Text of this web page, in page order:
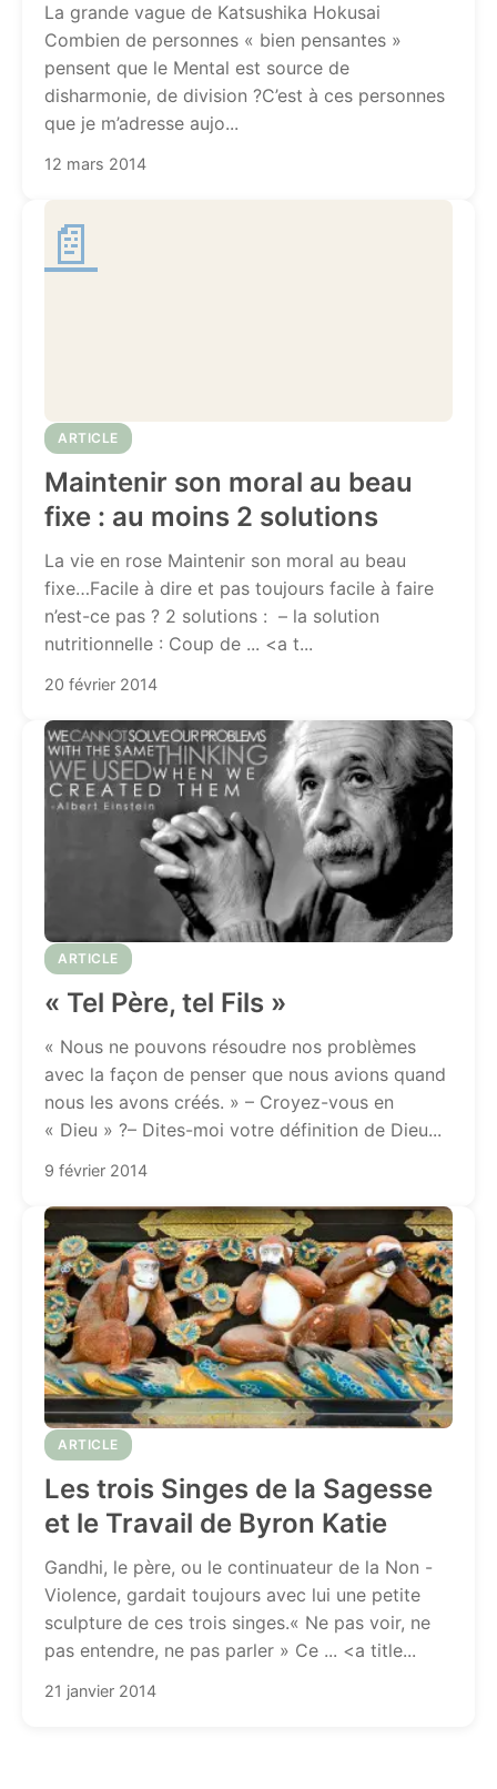
La grande vague de Katsushika Hokusai
Combien de personnes « bien pensantes »
pensent que le Mental est source de
disharmonie, de division ?C’est à ces personnes
que je m’adresse aujo...
12 mars 2014
📄
ARTICLE
Maintenir son moral au beau
fixe : au moins 2 solutions
La vie en rose Maintenir son moral au beau
fixe…Facile à dire et pas toujours facile à faire
n’est-ce pas ? 2 solutions : – la solution
nutritionnelle : Coup de ... <a t...
20 février 2014
ARTICLE
« Tel Père, tel Fils »
« Nous ne pouvons résoudre nos problèmes
avec la façon de penser que nous avions quand
nous les avons créés. » – Croyez-vous en
« Dieu » ?– Dites-moi votre définition de Dieu...
9 février 2014
ARTICLE
Les trois Singes de la Sagesse
et le Travail de Byron Katie
Gandhi, le père, ou le continuateur de la Non -
Violence, gardait toujours avec lui une petite
sculpture de ces trois singes.« Ne pas voir, ne
pas entendre, ne pas parler » Ce ... <a title...
21 janvier 2014